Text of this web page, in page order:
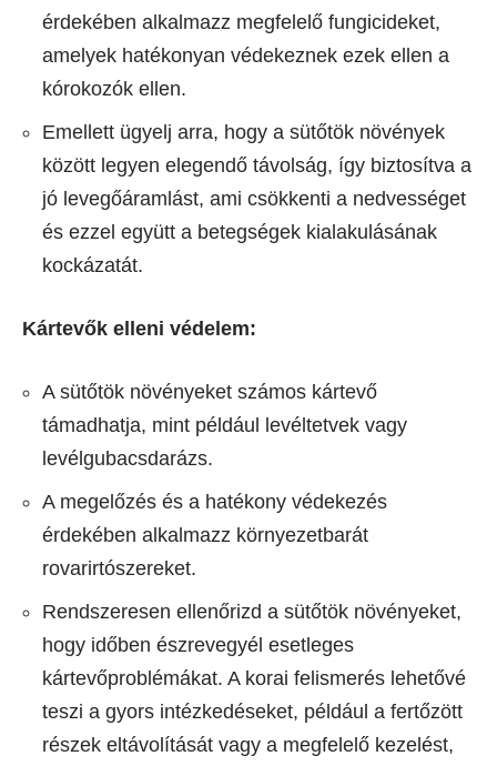
érdekében alkalmazz megfelelő fungicideket,
amelyek hatékonyan védekeznek ezek ellen a
kórokozók ellen.
Emellett ügyelj arra, hogy a sütőtök növények
között legyen elegendő távolság, így biztosítva a
jó levegőáramlást, ami csökkenti a nedvességet
és ezzel együtt a betegségek kialakulásának
kockázatát.
Kártevők elleni védelem:
A sütőtök növényeket számos kártevő
támadhatja, mint például levéltetvek vagy
levélgubacsdarázs.
A megelőzés és a hatékony védekezés
érdekében alkalmazz környezetbarát
rovarirtószereket.
Rendszeresen ellenőrizd a sütőtök növényeket,
hogy időben észrevegyél esetleges
kártevőproblémákat. A korai felismerés lehetővé
teszi a gyors intézkedéseket, például a fertőzött
részek eltávolítását vagy a megfelelő kezelést,